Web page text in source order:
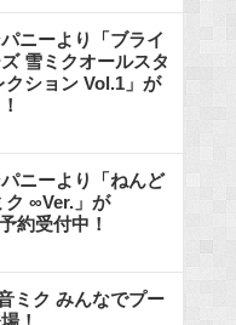
ニーより「ブライ
雪ミクオールスタ
ション Vol.1」が
ニーより「ねんど
ク ∞Ver.」が
約受付中！
ミク みんなでプー